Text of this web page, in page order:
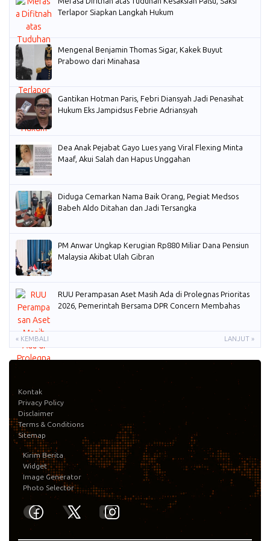
Terlapor Siapkan Langkah Hukum
Mengenal Benjamin Thomas Sigar, Kakek Buyut
Prabowo dari Minahasa
Gantikan Hotman Paris, Febri Diansyah Jadi Penasihat
Hukum Eks Jampidsus Febrie Adriansyah
Dea Anak Pejabat Gayo Lues yang Viral Flexing Minta
Maaf, Akui Salah dan Hapus Unggahan
Diduga Cemarkan Nama Baik Orang, Pegiat Medsos
Babeh Aldo Ditahan dan Jadi Tersangka
PM Anwar Ungkap Kerugian Rp880 Miliar Dana Pensiun
Malaysia Akibat Ulah Gibran
RUU Perampasan Aset Masih Ada di Prolegnas Prioritas
2026, Pemerintah Bersama DPR Concern Membahas
« KEMBALI LANJUT »
Kontak
Privacy Policy
Disclaimer
Terms & Conditions
Sitemap
Kirim Berita
Widget
Image Generator
Photo Selector